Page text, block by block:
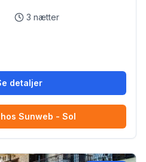
3 nætter
detaljer
Sunweb - Sol